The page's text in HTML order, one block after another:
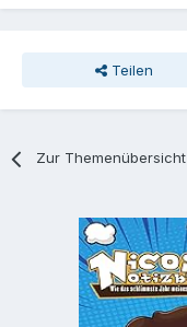
Teilen
Zur Themenübersicht